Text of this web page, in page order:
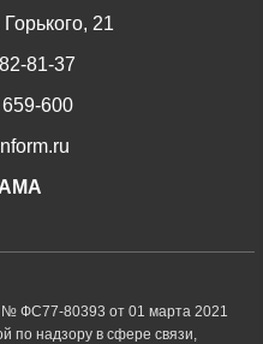
21
81-37
600
ФС77-80393 от 01 марта 2021
по надзору в сфере связи,